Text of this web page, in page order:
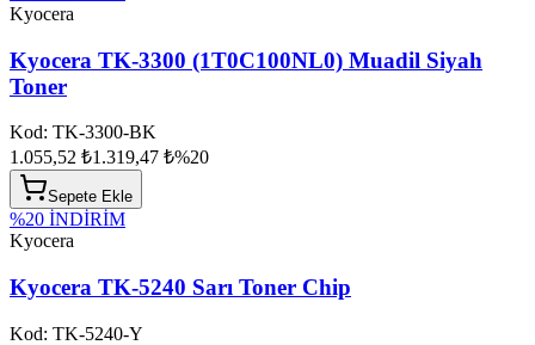
Kyocera
Kyocera TK-3300 (1T0C100NL0) Muadil Siyah
Toner
Kod: TK-3300-BK
1.055,52 ₺1.319,47 ₺%20
Sepete Ekle
%20 İNDİRİM
Kyocera
Kyocera TK-5240 Sarı Toner Chip
Kod: TK-5240-Y